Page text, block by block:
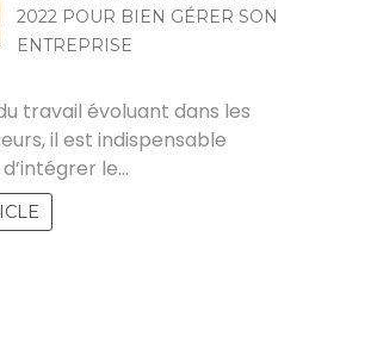
2022 POUR BIEN GÉRER SON
ENTREPRISE
travail évoluant dans les
il est indispensable
d’intégrer le…